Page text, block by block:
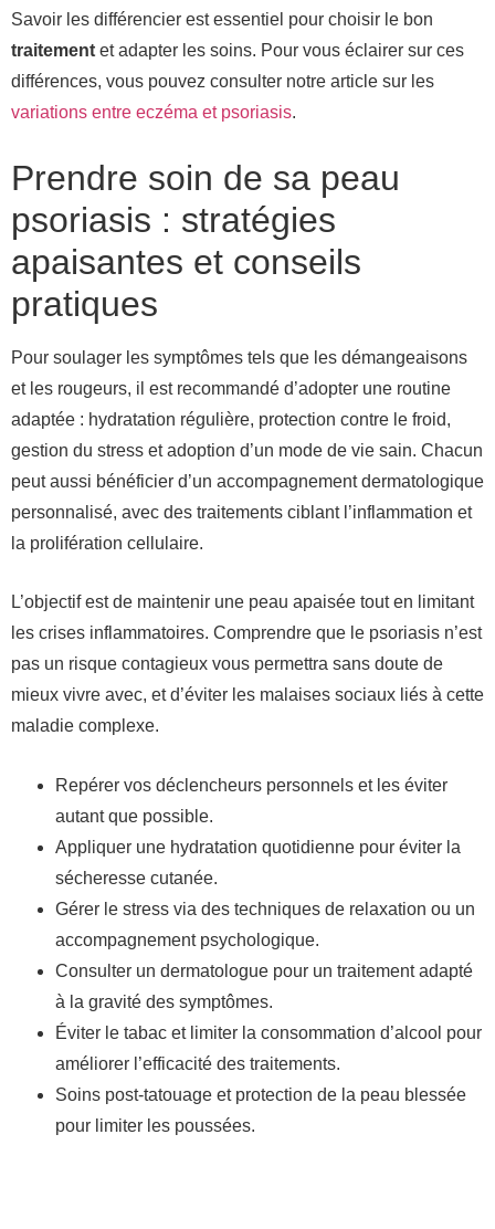
Savoir les différencier est essentiel pour choisir le bon
traitement et adapter les soins. Pour vous éclairer sur ces
différences, vous pouvez consulter notre article sur les
variations entre eczéma et psoriasis.
Prendre soin de sa peau
psoriasis : stratégies
apaisantes et conseils
pratiques
Pour soulager les symptômes tels que les démangeaisons
et les rougeurs, il est recommandé d’adopter une routine
adaptée : hydratation régulière, protection contre le froid,
gestion du stress et adoption d’un mode de vie sain. Chacun
peut aussi bénéficier d’un accompagnement dermatologique
personnalisé, avec des traitements ciblant l’inflammation et
la prolifération cellulaire.
L’objectif est de maintenir une peau apaisée tout en limitant
les crises inflammatoires. Comprendre que le psoriasis n’est
pas un risque contagieux vous permettra sans doute de
mieux vivre avec, et d’éviter les malaises sociaux liés à cette
maladie complexe.
Repérer vos déclencheurs personnels et les éviter
autant que possible.
Appliquer une hydratation quotidienne pour éviter la
sécheresse cutanée.
Gérer le stress via des techniques de relaxation ou un
accompagnement psychologique.
Consulter un dermatologue pour un traitement adapté
à la gravité des symptômes.
Éviter le tabac et limiter la consommation d’alcool pour
améliorer l’efficacité des traitements.
Soins post-tatouage et protection de la peau blessée
pour limiter les poussées.